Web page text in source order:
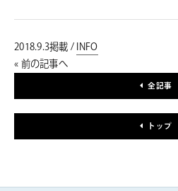
2018.9.3掲載 / INFO
« 前の記事へ
全記事
トップ